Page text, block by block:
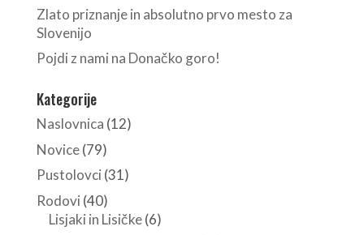
Zlato priznanje in absolutno prvo mesto za
Slovenijo
Pojdi z nami na Donačko goro!
Kategorije
Naslovnica (12)
Novice(79)
Pustolovci (31)
Rodovi (40)
Lisjaki in Lisičke(6)